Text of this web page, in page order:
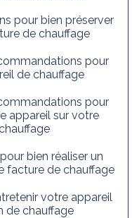
pour bien préserver
de chauffage
pour
de chauffage
pour
appareil sur votre
bien réaliser un
facture de chauffage
votre appareil
de chauffage